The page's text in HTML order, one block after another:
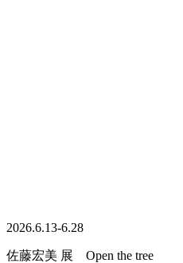
2026.6.13-6.28
佐藤宏美 展 Open the tree